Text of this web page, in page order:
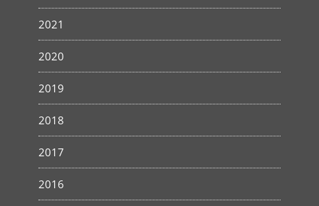
2021
2020
2019
2018
2017
2016